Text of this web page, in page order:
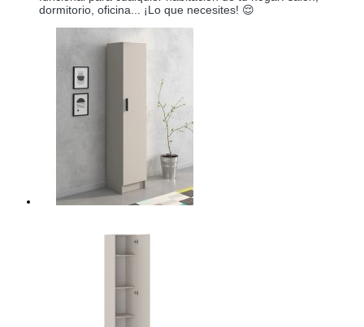
dormitorio, oficina... ¡Lo que necesites! 😌